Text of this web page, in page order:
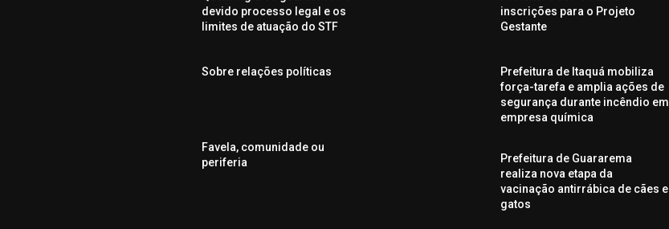
devido processo legal e os
limites de atuação do STF
Sobre relações políticas
Favela, comunidade ou
periferia
inscrições para o Projeto
Gestante
Prefeitura de Itaquá mobiliza
força-tarefa e amplia ações de
segurança durante incêndio em
empresa química
Prefeitura de Guararema
realiza nova etapa da
vacinação antirrábica de cães e
gatos